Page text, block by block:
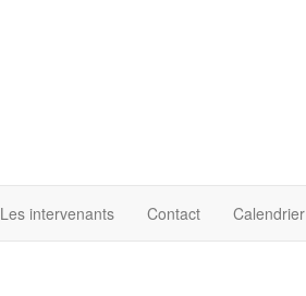
Les intervenants Contact Calendrier